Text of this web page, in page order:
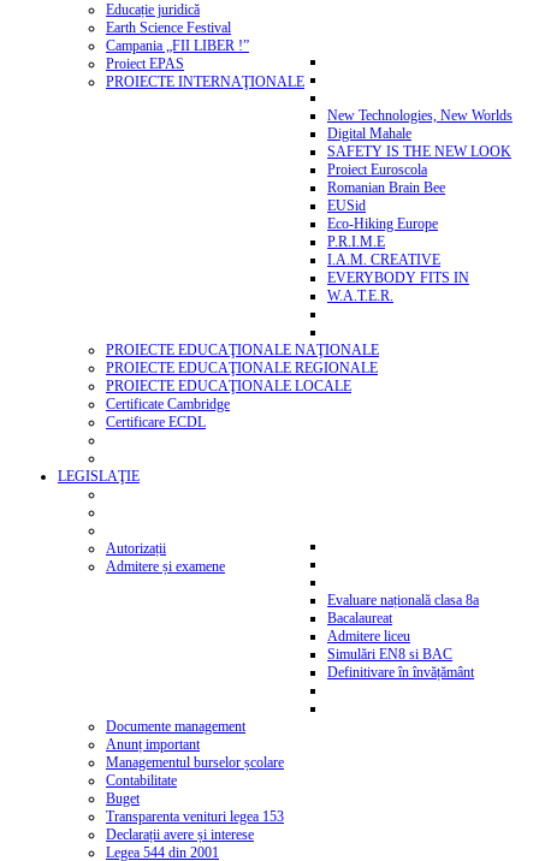
Educație juridică
Earth Science Festival
Campania „FII LIBER !”
Proiect EPAS
PROIECTE INTERNAŢIONALE
New Technologies, New Worlds
Digital Mahale
SAFETY IS THE NEW LOOK
Proiect Euroscola
Romanian Brain Bee
EUSid
Eco-Hiking Europe
P.R.I.M.E
I.A.M. CREATIVE
EVERYBODY FITS IN
W.A.T.E.R.
PROIECTE EDUCAŢIONALE NAŢIONALE
PROIECTE EDUCAŢIONALE REGIONALE
PROIECTE EDUCAŢIONALE LOCALE
Certificate Cambridge
Certificare ECDL
LEGISLAŢIE
Autorizații
Admitere și examene
Evaluare națională clasa 8a
Bacalaureat
Admitere liceu
Simulări EN8 si BAC
Definitivare în învățământ
Documente management
Anunț important
Managementul burselor școlare
Contabilitate
Buget
Transparenta venituri legea 153
Declarații avere și interese
Legea 544 din 2001